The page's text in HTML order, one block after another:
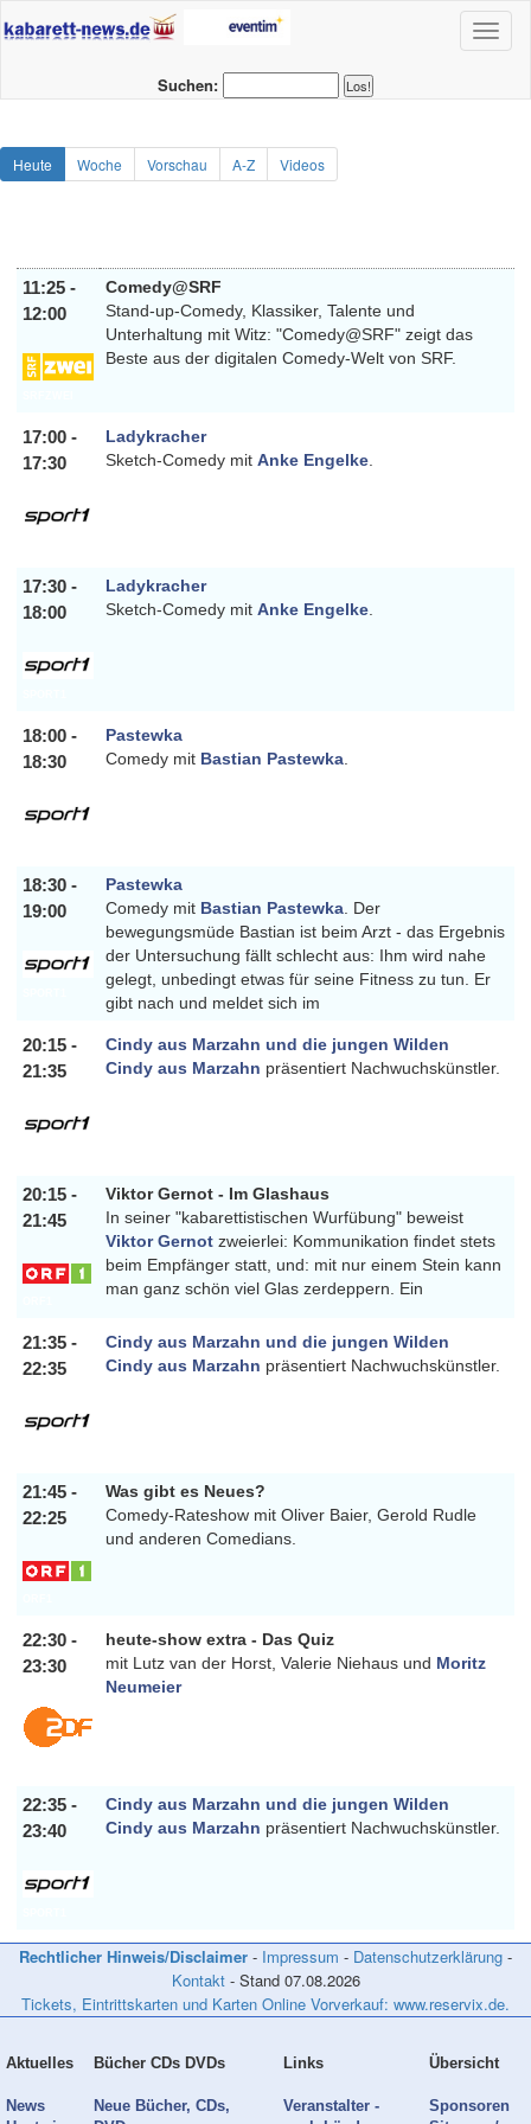
Suchen:
Heute Woche Vorschau A-Z Videos
11:25 -
12:00
Comedy@SRF
Stand-up-Comedy, Klassiker, Talente und
Unterhaltung mit Witz: "Comedy@SRF" zeigt das
Beste aus der digitalen Comedy-Welt von SRF.
17:00 -
17:30
Ladykracher
Sketch-Comedy mit Anke Engelke
17:30 -
18:00
Ladykracher
Sketch-Comedy mit Anke Engelke
18:00 -
18:30
Pastewka
Comedy mit Bastian Pastewka
18:30 -
19:00
Pastewka
Comedy mit Bastian Pastewka . Der
bewegungsmüde Bastian ist beim Arzt - das Ergebnis
der Untersuchung fällt schlecht aus: Ihm wird nahe
gelegt, unbedingt etwas für seine Fitness zu tun. Er
gibt nach und meldet sich im
20:15 -
21:35
Cindy aus Marzahn und die jungen Wilden
Cindy aus Marzahn präsentiert Nachwuchskünstler.
20:15 -
21:45
Viktor Gernot - Im Glashaus
In seiner "kabarettistischen Wurfübung" beweist
Viktor Gernot zweierlei: Kommunikation findet stets
beim Empfänger statt, und: mit nur einem Stein kann
man ganz schön viel Glas zerdeppern. Ein
21:35 -
22:35
Cindy aus Marzahn und die jungen Wilden
Cindy aus Marzahn präsentiert Nachwuchskünstler.
21:45 -
22:25
Was gibt es Neues?
Comedy-Rateshow mit Oliver Baier, Gerold Rudle
und anderen Comedians.
22:30 -
23:30
heute-show extra - Das Quiz
mit Lutz van der Horst, Valerie Niehaus und Moritz
Neumeier
22:35 -
23:40
Cindy aus Marzahn und die jungen Wilden
Cindy aus Marzahn präsentiert Nachwuchskünstler.
Rechtlicher Hinweis/Disclaimer - Impressum - Datenschutzerklärung -
Kontakt- Stand 07.08.2026
Tickets, Eintrittskarten und Karten Online Vorverkauf: www.reservix.de.
Aktuelles
News
Bücher CDs DVDs
Neue Bücher, CDs,
Links
Veranstalter -
Übersicht
Sponsoren